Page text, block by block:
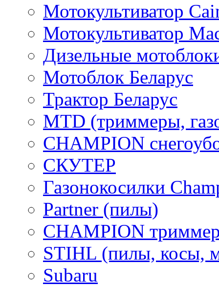
Мотокультиватор
Мотокультиватор
Дизельные
Мотоблок Беларус
Трактор Беларус
MTD (триммеры,
CHAMPION
СКУТЕР
Газонокосилки
Partner (пилы)
CHAMPION
STIHL (пилы, косы,
Subaru